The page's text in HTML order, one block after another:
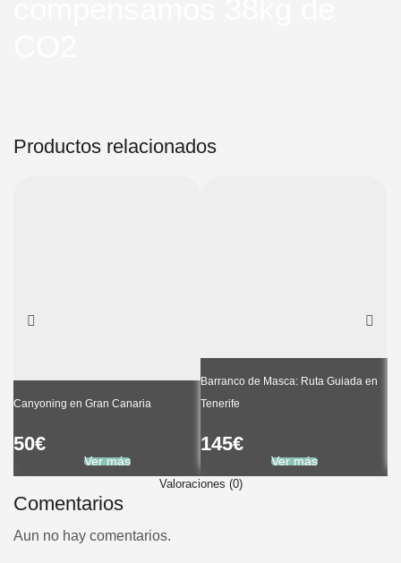
Productos relacionados
Canyoning en Gran Canaria
50€
Ver más
Barranco de Masca: Ruta Guiada en
Tenerife
145€
Ver más
Valoraciones (0)
Comentarios
Aun no hay comentarios.